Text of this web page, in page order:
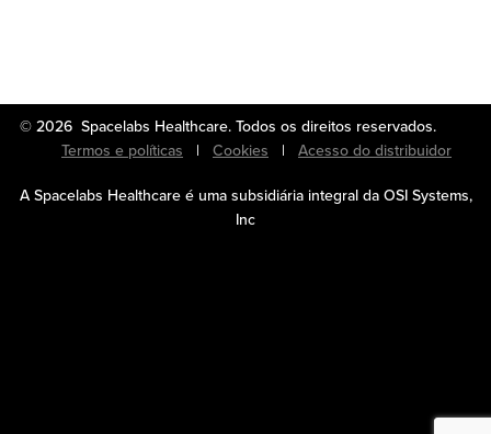
© 2026 Spacelabs Healthcare. Todos os direitos reservados.
Termos e políticas | Cookies | Acesso do distribuidor
A Spacelabs Healthcare é uma subsidiária integral da OSI Systems,
Inc